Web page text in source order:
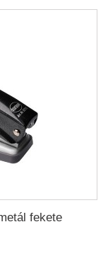
fekete